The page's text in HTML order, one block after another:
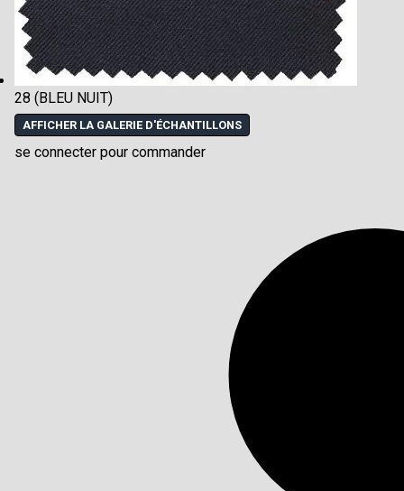
28 (BLEU NUIT)
AFFICHER LA GALERIE D'ÉCHANTILLONS
se connecter pour commander